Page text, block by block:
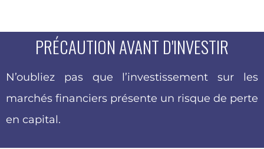
PRÉCAUTION AVANT D'INVESTIR
N’oubliez pas que l’investissement sur les
marchés financiers présente un risque de perte
en capital.